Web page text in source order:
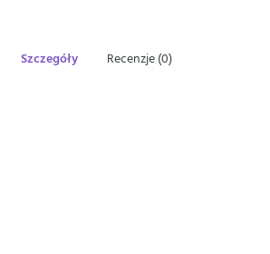
Szczegóły Recenzje (0)